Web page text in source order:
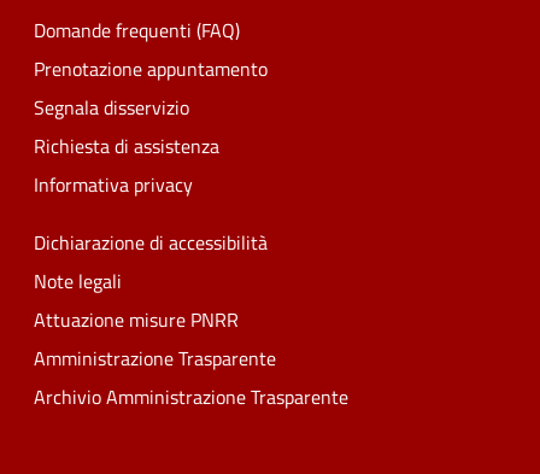
Domande frequenti (FAQ)
Prenotazione appuntamento
Segnala disservizio
Richiesta di assistenza
Informativa privacy
Dichiarazione di accessibilità
Note legali
Attuazione misure PNRR
Amministrazione Trasparente
Archivio Amministrazione Trasparente